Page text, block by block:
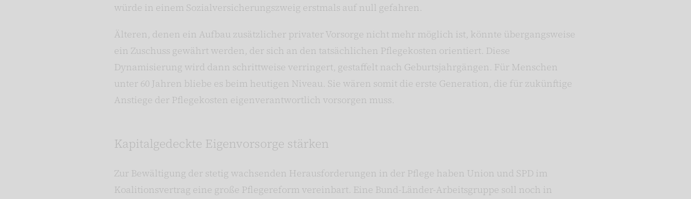
würde in einem Sozialversicherungszweig erstmals auf null gefahren.
Älteren, denen ein Aufbau zusätzlicher privater Vorsorge nicht mehr möglich ist, könnte übergangsweise
ein Zuschuss gewährt werden, der sich an den tatsächlichen Pflegekosten orientiert. Diese
Dynamisierung wird dann schrittweise verringert, gestaffelt nach Geburtsjahrgängen. Für Menschen
unter 60 Jahren bliebe es beim heutigen Niveau. Sie wären somit die erste Generation, die für zukünftige
Anstiege der Pflegekosten eigenverantwortlich vorsorgen muss.
Kapitalgedeckte Eigenvorsorge stärken
Zur Bewältigung der stetig wachsenden Herausforderungen in der Pflege haben Union und SPD im
Koalitionsvertrag eine große Pflegereform vereinbart. Eine Bund-Länder-Arbeitsgruppe soll noch in